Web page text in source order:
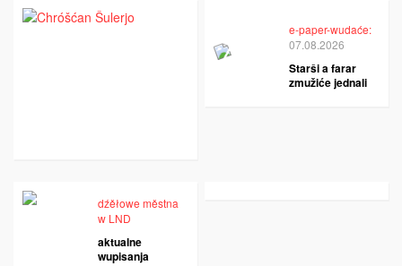
e-paper-wudaće:
07.08.2026
Starši a farar
zmužiće jednali
dźěłowe městna
w LND
aktualne
wupisanja